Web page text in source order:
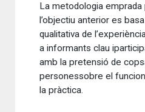
La metodologia emprada
l’objectiu anterior es
qualitativa de
a informants clau
amb la pretensió de
personessobre el
la pràctica.